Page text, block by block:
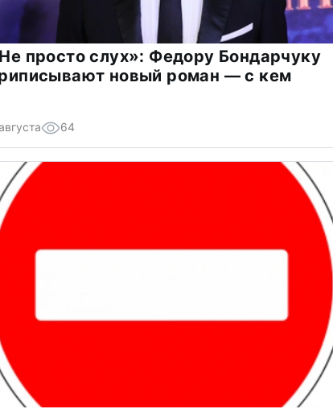
просто слух»: Федору Бондарчуку
новый роман — с кем
64